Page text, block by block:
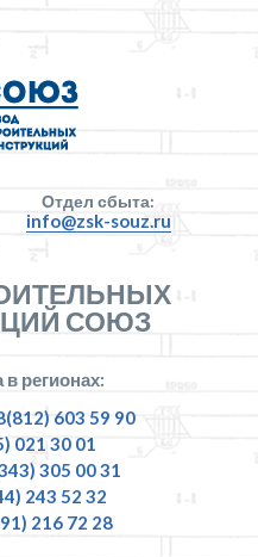
Отдел сбыта:
info@zsk-souz.ru
СОЮЗ
регионах:
603 59 90
021 30 01
305 00 31
243 52 32
216 72 28